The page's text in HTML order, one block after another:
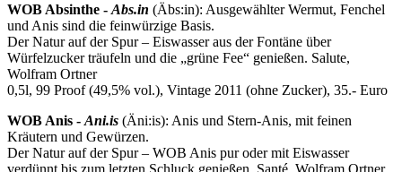
WOB Absinthe - Abs.in (Äbs:in): Ausgewählter Wermut, Fenchel
und Anis sind die feinwürzige Basis.
Der Natur auf der Spur – Eiswasser aus der Fontäne über
Würfelzucker träufeln und die „grüne Fee“ genießen. Salute,
Wolfram Ortner
0,5l, 99 Proof (49,5% vol.), Vintage 2011 (ohne Zucker), 35.- Euro
WOB Anis - Ani.is (Äni:is): Anis und Stern-Anis, mit feinen
Kräutern und Gewürzen.
Der Natur auf der Spur – WOB Anis pur oder mit Eiswasser
verdünnt bis zum letzten Schluck genießen. Santé, Wolfram Ortner